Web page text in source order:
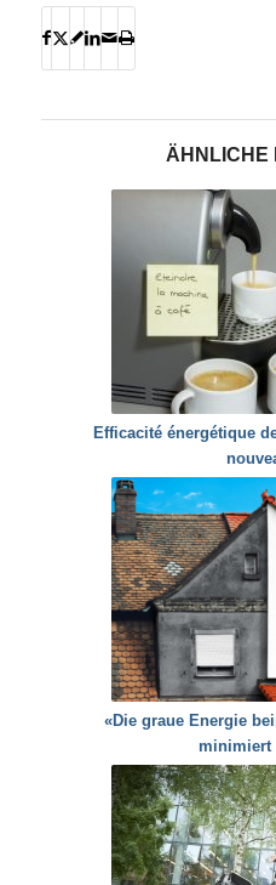
ÄHNLICHE
Efficacité énergétique
«Die graue Energie
minimiert